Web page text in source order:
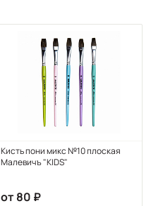
Кисть пони микс №10 плоская
Малевичъ "KIDS"
от 80